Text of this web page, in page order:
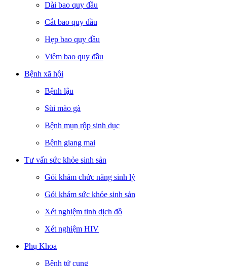
Dài bao quy đầu
Cắt bao quy đầu
Hẹp bao quy đầu
Viêm bao quy đầu
Bệnh xã hội
Bệnh lậu
Sùi mào gà
Bệnh mụn rộp sinh dục
Bệnh giang mai
Tư vấn sức khỏe sinh sản
Gói khám chức năng sinh lý
Gói khám sức khỏe sinh sản
Xét nghiệm tinh dịch đồ
Xét nghiệm HIV
Phụ Khoa
Bệnh tử cung